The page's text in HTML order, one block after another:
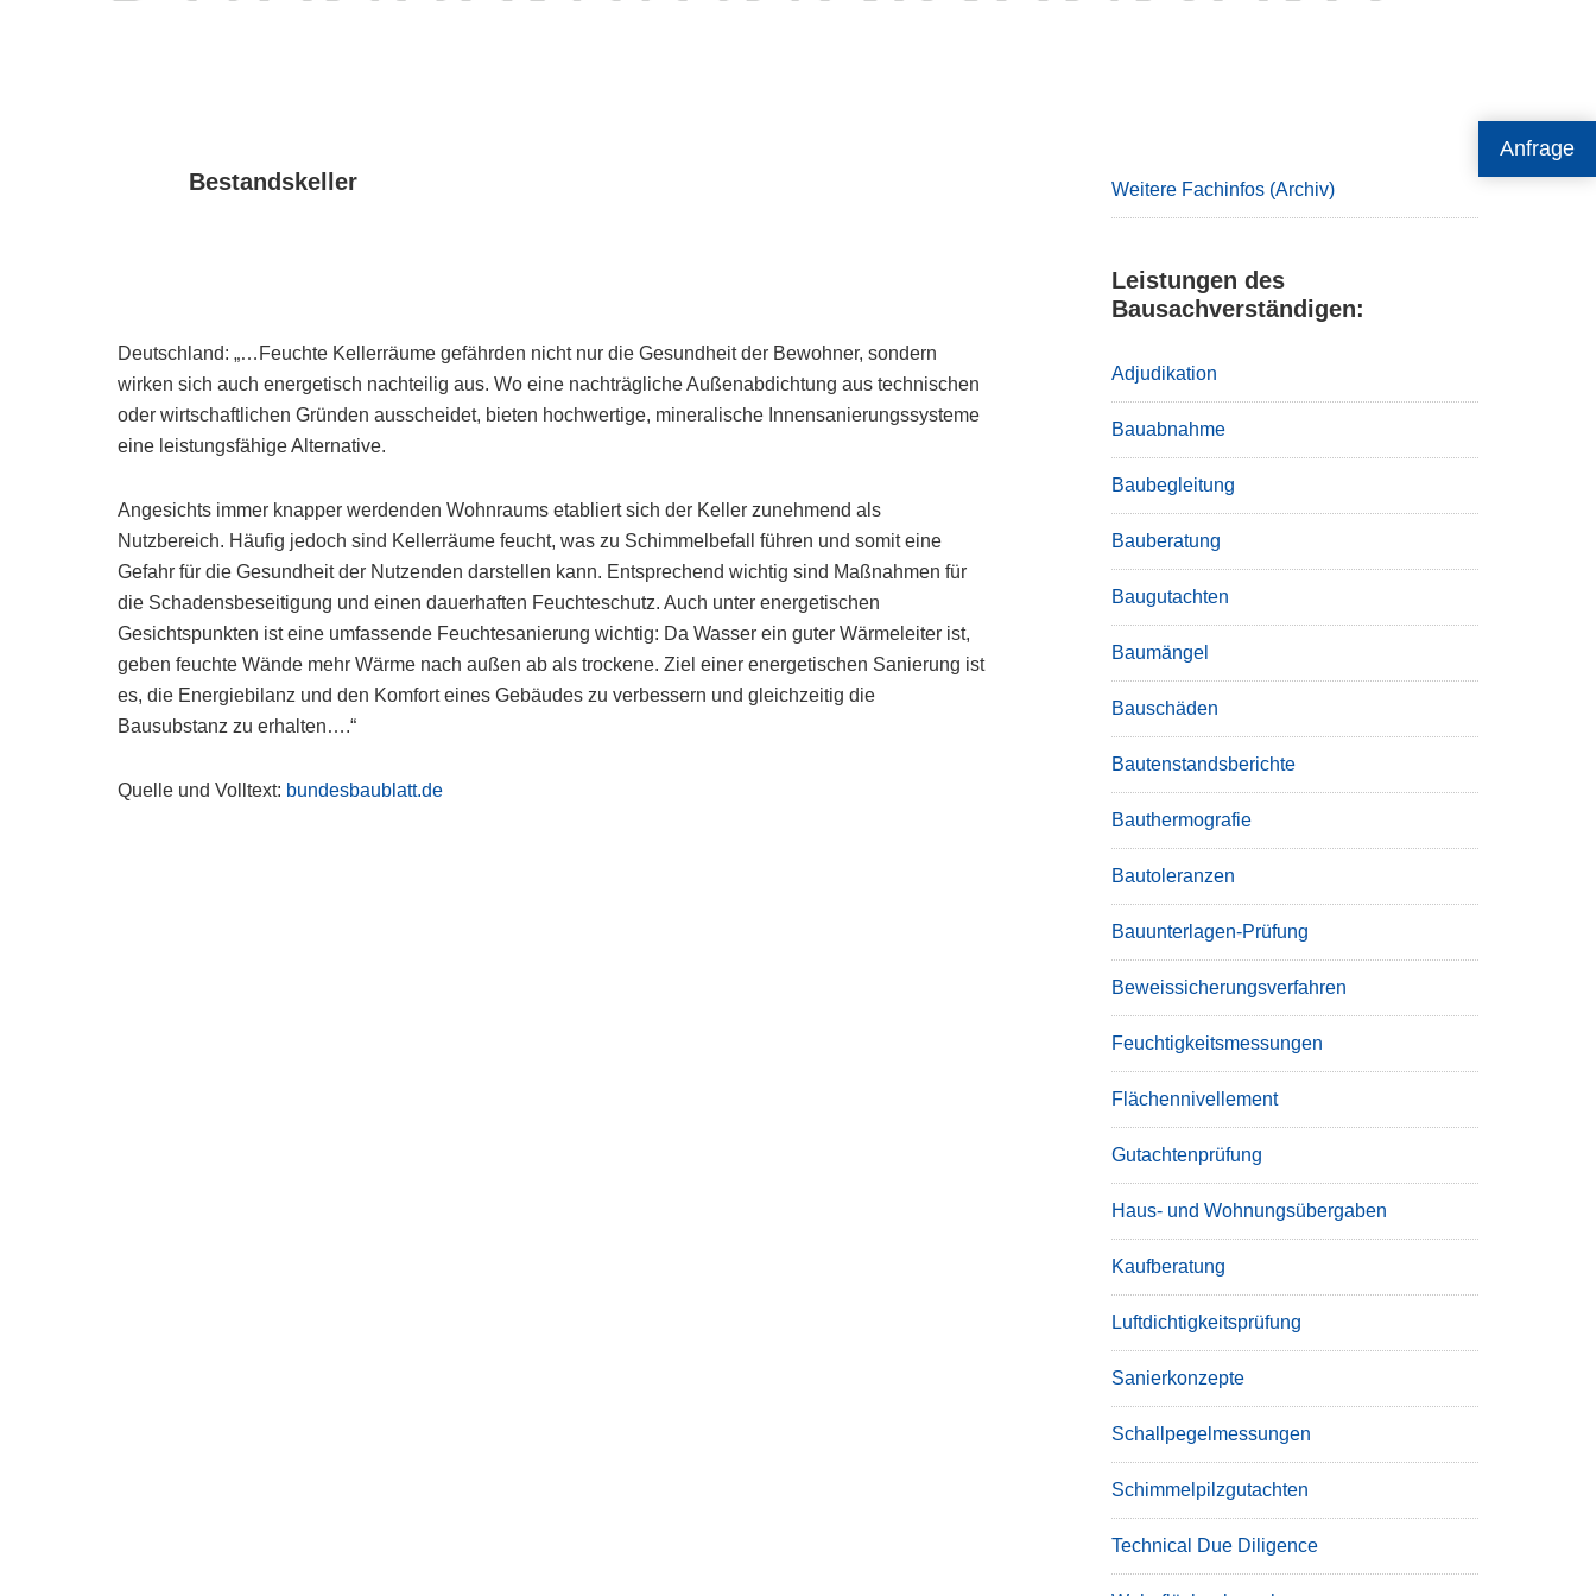
Anfrage
Bestandskeller
Deutschland: „…Feuchte Kellerräume gefährden nicht nur die Gesundheit der Bewohner, sondern
wirken sich auch energetisch nachteilig aus. Wo eine nachträgliche Außenabdichtung aus technischen
oder wirtschaftlichen Gründen ausscheidet, bieten hochwertige, mineralische Innensanierungssysteme
eine leistungsfähige Alternative.
Angesichts immer knapper werdenden Wohnraums etabliert sich der Keller zunehmend als
Nutzbereich. Häufig jedoch sind Kellerräume feucht, was zu Schimmelbefall führen und somit eine
Gefahr für die Gesundheit der Nutzenden darstellen kann. Entsprechend wichtig sind Maßnahmen für
die Schadensbeseitigung und einen dauerhaften Feuchteschutz. Auch unter energetischen
Gesichtspunkten ist eine umfassende Feuchtesanierung wichtig: Da Wasser ein guter Wärmeleiter ist,
geben feuchte Wände mehr Wärme nach außen ab als trockene. Ziel einer energetischen Sanierung ist
es, die Energiebilanz und den Komfort eines Gebäudes zu verbessern und gleichzeitig die
Bausubstanz zu erhalten….“
Quelle und Volltext: bundesbaublatt.de
Weitere Fachinfos (Archiv)
Leistungen des
Bausachverständigen:
Adjudikation
Bauabnahme
Baubegleitung
Bauberatung
Baugutachten
Baumängel
Bauschäden
Bautenstandsberichte
Bauthermografie
Bautoleranzen
Bauunterlagen-Prüfung
Beweissicherungsverfahren
Feuchtigkeitsmessungen
Flächennivellement
Gutachtenprüfung
Haus- und Wohnungsübergaben
Kaufberatung
Luftdichtigkeitsprüfung
Sanierkonzepte
Schallpegelmessungen
Schimmelpilzgutachten
Technical Due Diligence